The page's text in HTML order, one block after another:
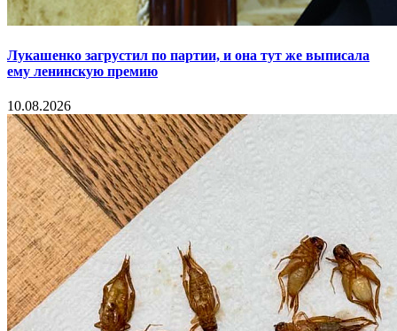
Лукашенко загрустил по партии, и она тут же выписала
ему ленинскую премию
10.08.2026